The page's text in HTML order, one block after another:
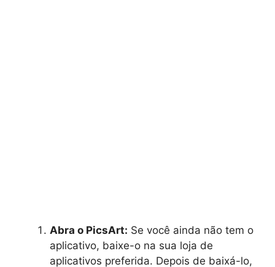
Abra o PicsArt: Se você ainda não tem o
aplicativo, baixe-o na sua loja de
aplicativos preferida. Depois de baixá-lo,